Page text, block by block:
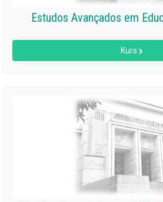
Estudos Avançados em
Kurs